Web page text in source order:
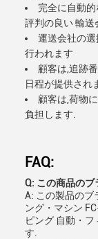
完全に自動
評判の良い 輸送
運送会社の
行われます
顧客は,追跡
日程が提供され
顧客は,荷物
負担します.
FAQ:
Q: この商品の
A: この製品のブ
ング・マシン
ピング 自動・
す.